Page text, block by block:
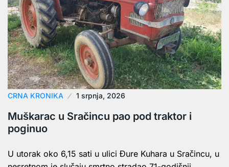
CRNA KRONIKA 1 srpnja, 2026
Muškarac u Sračincu pao pod traktor i
poginuo
U utorak oko 6,15 sati u ulici Đure Kuhara u Sračincu, u